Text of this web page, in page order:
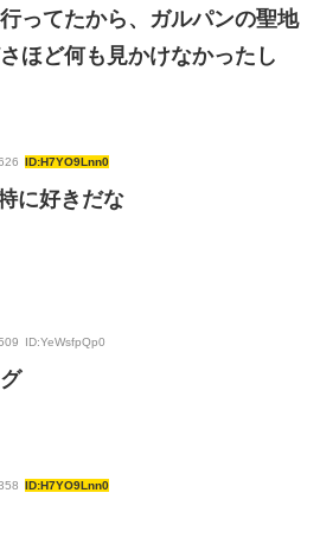
ってたから、ガルパンの聖地
ほど何も見かけなかったし
ID:H7YO9Lnn0
に好きだな
ID:YeWsfpQp0
ID:H7YO9Lnn0